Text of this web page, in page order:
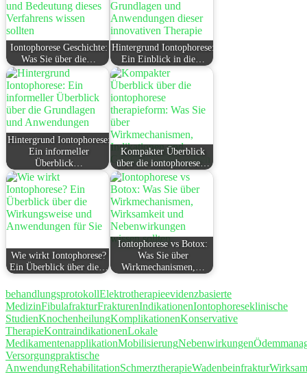
Iontophorese Geschichte:
Was Sie über die…
Hintergrund Iontophorese:
Ein Einblick in die…
Hintergrund Iontophorese:
Ein informeller
Überblick…
Kompakter Überblick
über die iontophorese…
Wie wirkt Iontophorese?
Ein Überblick über die…
Iontophorese vs Botox:
Was Sie über
Wirkmechanismen,…
behandlungsprotokollElektrotherapieevidenzbasierte
MedizinFibulafrakturFrakturenIndikationenIontophoreseklinische
StudienKnochenheilungKomplikationenKonservative
TherapieKontraindikationenLokale
MedikamentenapplikationMobilisierungNebenwirkungen
Versorgungpraktische
AnwendungRehabilitationSchmerztherapieWadenbeinfraktur